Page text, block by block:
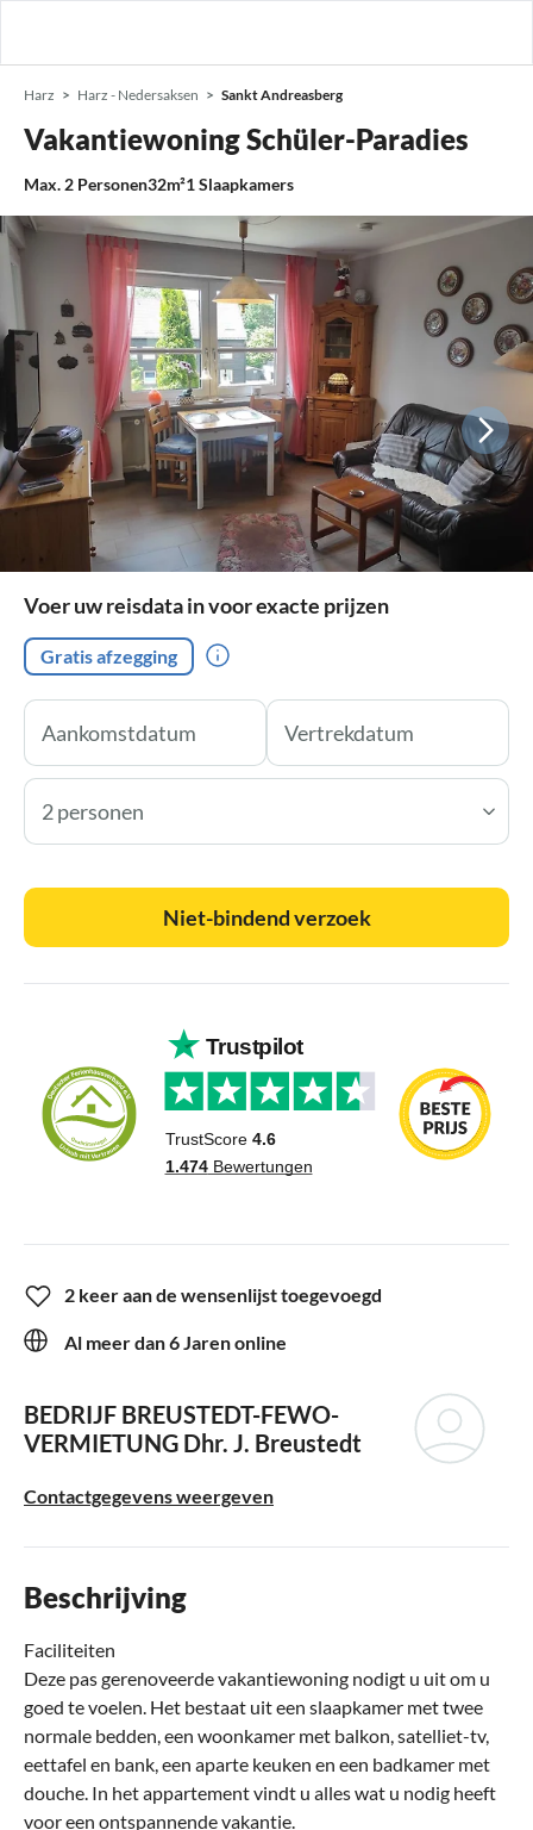
Harz Harz - Nedersaksen Sankt Andreasberg
Vakantiewoning Schüler-Paradies
Max. 2 Personen32m²1Slaapkamers
Voer uw reisdata in voor exacte prijzen
Gratis afzegging
2 personen
Niet-bindend verzoek
2 keer aan de wensenlijst toegevoegd
Al meer dan 6 Jaren online
BEDRIJF BREUSTEDT-FEWO-
VERMIETUNG Dhr. J. Breustedt
Contactgegevens weergeven
Beschrijving
Faciliteiten
Deze pas gerenoveerde vakantiewoning nodigt u uit om u
goed te voelen. Het bestaat uit een slaapkamer met twee
normale bedden, een woonkamer met balkon, satelliet-tv,
eettafel en bank, een aparte keuken en een badkamer met
douche. In het appartement vindt u alles wat u nodig heeft
voor een ontspannende vakantie.